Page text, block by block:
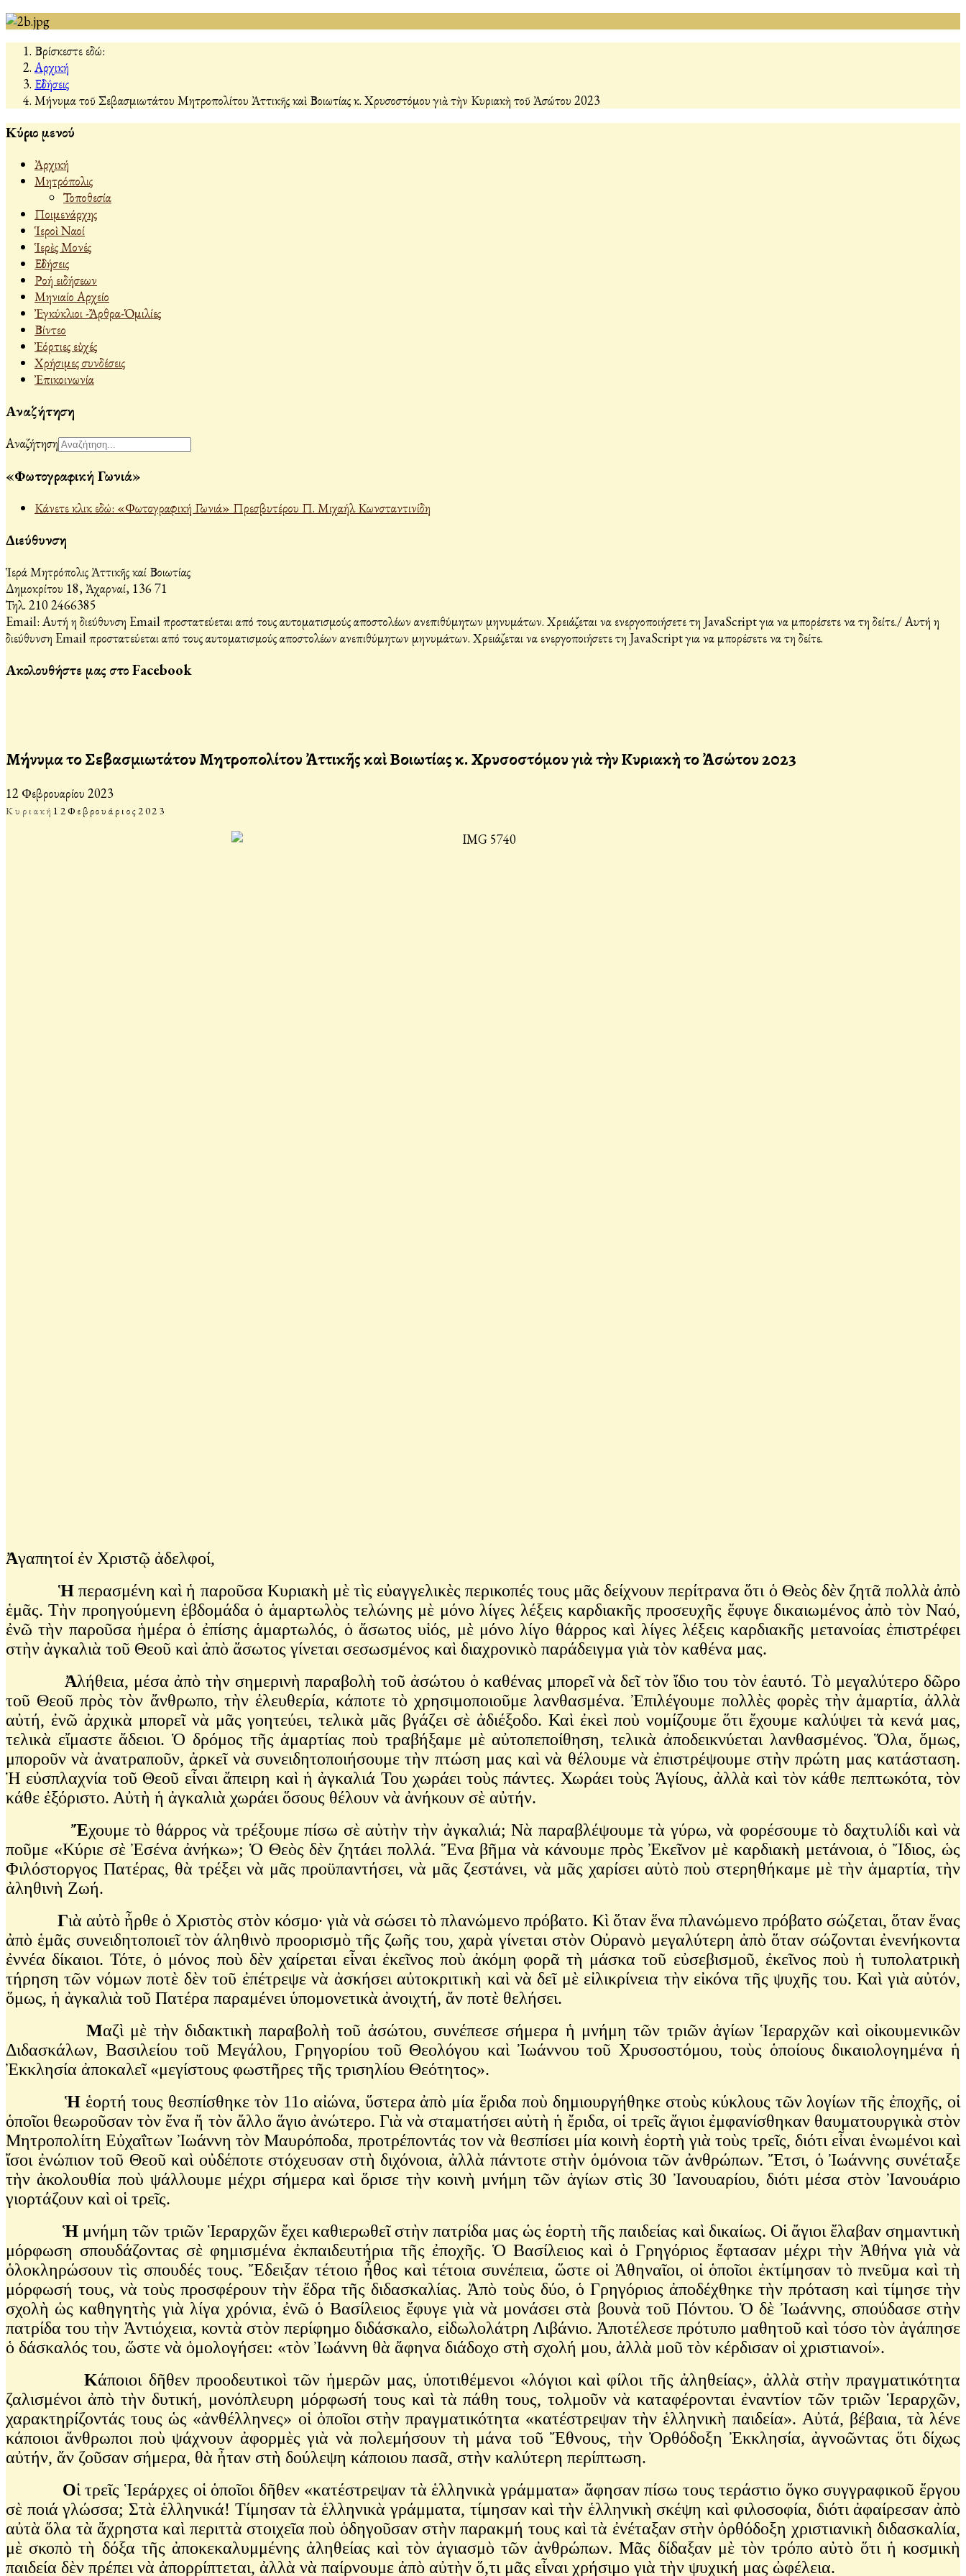
Βρίσκεστε εδώ:
Αρχική
Εἰδήσεις
Μήνυμα τοῦ Σεβασμιωτάτου Μητροπολίτου Ἀττικῆς καὶ Βοιωτίας κ. Χρυσοστόμου γιὰ τὴν Κυριακὴ τοῦ Ἀσώτου 2023
Κύριο μενού
Ἀρχική
Μητρόπολις
Τοποθεσία
Ποιμενάρχης
Ἱεροὶ Ναοί
Ἱερὲς Μονές
Εἰδήσεις
Ροή ειδήσεων
Μηνιαίο Αρχείο
Ἐγκύκλιοι -Ἄρθρα-Ὁμιλίες
Βίντεο
Ἐόρτιες εὐχές
Χρήσιμες συνδέσεις
Ἐπικοινωνία
Αναζήτηση
Αναζήτηση
«Φωτογραφική Γωνιά»
Κάνετε κλικ εδώ: «Φωτογραφική Γωνιά» Πρεσβυτέρου Π. Μιχαήλ Κωνσταντινίδη
Διεύθυνση
Ἱερά Μητρόπολις Ἀττικῆς καί Βοιωτίας
Δημοκρίτου 18, Ἀχαρναί, 136 71
Τηλ. 210 2466385
Email: Αυτή η διεύθυνση Email προστατεύεται από τους αυτοματισμούς αποστολέων ανεπιθύμητων μηνυμάτων. Χρειάζεται να ενεργοποιήσετε τη JavaScript για να μπορέσετε να τη δείτε./Αυτή η
διεύθυνση Email προστατεύεται από τους αυτοματισμούς αποστολέων ανεπιθύμητων μηνυμάτων. Χρειάζεται να ενεργοποιήσετε τη JavaScript για να μπορέσετε να τη δείτε.
Ακολουθήστε μας στο Facebook
Μήνυμα τοῦ Σεβασμιωτάτου Μητροπολίτου Ἀττικῆς καὶ Βοιωτίας κ. Χρυσοστόμου γιὰ τὴν Κυριακὴ τοῦ Ἀσώτου 2023
12 Φεβρουαρίου 2023
Κυριακή 12Φεβρουάριος2023
Ἀγαπητοί ἐν Χριστῷ ἀδελφοί,
Ἡ περασμένη καὶ ἡ παροῦσα Κυριακὴ μὲ τὶς εὐαγγελικὲς περικοπές τους μᾶς δείχνουν περίτρανα ὅτι ὁ Θεὸς δὲν ζητᾶ πολλὰ ἀπὸ
ἑμᾶς. Τὴν προηγούμενη ἑβδομάδα ὁ ἁμαρτωλὸς τελώνης μὲ μόνο λίγες λέξεις καρδιακῆς προσευχῆς ἔφυγε δικαιωμένος ἀπὸ τὸν Ναό,
ἐνῶ τὴν παροῦσα ἡμέρα ὁ ἐπίσης ἁμαρτωλός, ὁ ἄσωτος υἱός, μὲ μόνο λίγο θάρρος καὶ λίγες λέξεις καρδιακῆς μετανοίας ἐπιστρέφει
στὴν ἀγκαλιὰ τοῦ Θεοῦ καὶ ἀπὸ ἄσωτος γίνεται σεσωσμένος καὶ διαχρονικὸ παράδειγμα γιὰ τὸν καθένα μας.
Ἀλήθεια, μέσα ἀπὸ τὴν σημερινὴ παραβολὴ τοῦ ἀσώτου ὁ καθένας μπορεῖ νὰ δεῖ τὸν ἴδιο του τὸν ἑαυτό. Τὸ μεγαλύτερο δῶρο
τοῦ Θεοῦ πρὸς τὸν ἄνθρωπο, τὴν ἐλευθερία, κάποτε τὸ χρησιμοποιοῦμε λανθασμένα. Ἐπιλέγουμε πολλὲς φορὲς τὴν ἁμαρτία, ἀλλὰ
αὐτή, ἐνῶ ἀρχικὰ μπορεῖ νὰ μᾶς γοητεύει, τελικὰ μᾶς βγάζει σὲ ἀδιέξοδο. Καὶ ἐκεὶ ποὺ νομίζουμε ὅτι ἔχουμε καλύψει τὰ κενά μας,
τελικὰ εἴμαστε ἄδειοι. Ὁ δρόμος τῆς ἁμαρτίας ποὺ τραβήξαμε μὲ αὐτοπεποίθηση, τελικὰ ἀποδεικνύεται λανθασμένος. Ὅλα, ὅμως,
μποροῦν νὰ ἀνατραποῦν, ἀρκεῖ νὰ συνειδητοποιήσουμε τὴν πτώση μας καὶ νὰ θέλουμε νὰ ἐπιστρέψουμε στὴν πρώτη μας κατάσταση.
Ἡ εὐσπλαχνία τοῦ Θεοῦ εἶναι ἄπειρη καὶ ἡ ἀγκαλιά Του χωράει τοὺς πάντες. Χωράει τοὺς Ἁγίους, ἀλλὰ καὶ τὸν κάθε πεπτωκότα, τὸν
κάθε ἐξόριστο. Αὐτὴ ἡ ἀγκαλιὰ χωράει ὅσους θέλουν νὰ ἀνήκουν σὲ αὐτήν.
Ἔχουμε τὸ θάρρος νὰ τρέξουμε πίσω σὲ αὐτὴν τὴν ἀγκαλιά; Νὰ παραβλέψουμε τὰ γύρω, νὰ φορέσουμε τὸ δαχτυλίδι καὶ νὰ
ποῦμε «Κύριε σὲ Ἐσένα ἀνήκω»; Ὁ Θεὸς δὲν ζητάει πολλά. Ἕνα βῆμα νὰ κάνουμε πρὸς Ἐκεῖνον μὲ καρδιακὴ μετάνοια, ὁ Ἴδιος, ὡς
Φιλόστοργος Πατέρας, θὰ τρέξει νὰ μᾶς προϋπαντήσει, νὰ μᾶς ζεστάνει, νὰ μᾶς χαρίσει αὐτὸ ποὺ στερηθήκαμε μὲ τὴν ἁμαρτία, τὴν
ἀληθινὴ Ζωή.
Γιὰ αὐτὸ ἦρθε ὁ Χριστὸς στὸν κόσμο∙ γιὰ νὰ σώσει τὸ πλανώμενο πρόβατο. Κὶ ὅταν ἕνα πλανώμενο πρόβατο σώζεται, ὅταν ἕνας
ἀπὸ ἑμᾶς συνειδητοποιεῖ τὸν άληθινὸ προορισμὸ τῆς ζωῆς του, χαρὰ γίνεται στὸν Οὐρανὸ μεγαλύτερη ἀπὸ ὅταν σώζονται ἐνενήκοντα
ἐννέα δίκαιοι. Τότε, ὁ μόνος ποὺ δὲν χαίρεται εἶναι ἐκεῖνος ποὺ ἀκόμη φορᾶ τὴ μάσκα τοῦ εὐσεβισμοῦ, ἐκεῖνος ποὺ ἡ τυπολατρικὴ
τήρηση τῶν νόμων ποτὲ δὲν τοῦ ἐπέτρεψε νὰ ἀσκήσει αὐτοκριτικὴ καὶ νὰ δεῖ μὲ εἰλικρίνεια τὴν εἰκόνα τῆς ψυχῆς του. Καὶ γιὰ αὐτόν,
ὅμως, ἡ ἀγκαλιὰ τοῦ Πατέρα παραμένει ὑπομονετικὰ ἀνοιχτή, ἄν ποτὲ θελήσει.
Μαζὶ μὲ τὴν διδακτικὴ παραβολὴ τοῦ ἀσώτου, συνέπεσε σήμερα ἡ μνήμη τῶν τριῶν ἁγίων Ἱεραρχῶν καὶ οἰκουμενικῶν
Διδασκάλων, Βασιλείου τοῦ Μεγάλου, Γρηγορίου τοῦ Θεολόγου καὶ Ἰωάννου τοῦ Χρυσοστόμου, τοὺς ὁποίους δικαιολογημένα ἡ
Ἐκκλησία ἀποκαλεῖ «μεγίστους φωστῆρες τῆς τρισηλίου Θεότητος».
Ἡ ἑορτή τους θεσπίσθηκε τὸν 11ο αἰώνα, ὕστερα ἀπὸ μία ἔριδα ποὺ δημιουργήθηκε στοὺς κύκλους τῶν λογίων τῆς ἐποχῆς, οἱ
ὁποῖοι θεωροῦσαν τὸν ἔνα ἤ τὸν ἄλλο ἅγιο ἀνώτερο. Γιὰ νὰ σταματήσει αὐτὴ ἡ ἔριδα, οἱ τρεῖς ἄγιοι ἐμφανίσθηκαν θαυματουργικὰ στὸν
Μητροπολίτη Εὐχαΐτων Ἰωάννη τὸν Μαυρόποδα, προτρέποντάς τον νὰ θεσπίσει μία κοινὴ ἑορτὴ γιὰ τοὺς τρεῖς, διότι εἶναι ἑνωμένοι καὶ
ἴσοι ἐνώπιον τοῦ Θεοῦ καὶ οὐδέποτε στόχευσαν στὴ διχόνοια, ἀλλὰ πάντοτε στὴν ὁμόνοια τῶν ἀνθρώπων. Ἔτσι, ὁ Ἰωάννης συνέταξε
τὴν ἀκολουθία ποὺ ψάλλουμε μέχρι σήμερα καὶ ὅρισε τὴν κοινὴ μνήμη τῶν ἁγίων στὶς 30 Ἰανουαρίου, διότι μέσα στὸν Ἰανουάριο
γιορτάζουν καὶ οἱ τρεῖς.
Ἡ μνήμη τῶν τριῶν Ἱεραρχῶν ἔχει καθιερωθεῖ στὴν πατρίδα μας ὡς ἑορτὴ τῆς παιδείας καὶ δικαίως. Οἱ ἄγιοι ἔλαβαν σημαντικὴ
μόρφωση σπουδάζοντας σὲ φημισμένα ἐκπαιδευτήρια τῆς ἐποχῆς. Ὁ Βασίλειος καὶ ὁ Γρηγόριος ἔφτασαν μέχρι τὴν Ἀθήνα γιὰ νὰ
ὁλοκληρώσουν τὶς σπουδές τους. Ἔδειξαν τέτοιο ἦθος καὶ τέτοια συνέπεια, ὥστε οἱ Ἀθηναῖοι, οἱ ὁποῖοι ἐκτίμησαν τὸ πνεῦμα καὶ τὴ
μόρφωσή τους, νὰ τοὺς προσφέρουν τὴν ἔδρα τῆς διδασκαλίας. Ἀπὸ τοὺς δύο, ὁ Γρηγόριος ἀποδέχθηκε τὴν πρόταση καὶ τίμησε τὴν
σχολὴ ὡς καθηγητὴς γιὰ λίγα χρόνια, ἐνῶ ὁ Βασίλειος ἔφυγε γιὰ νὰ μονάσει στὰ βουνὰ τοῦ Πόντου. Ὁ δὲ Ἰωάννης, σπούδασε στὴν
πατρίδα του τὴν Ἀντιόχεια, κοντὰ στὸν περίφημο διδάσκαλο, εἰδωλολάτρη Λιβάνιο. Ἀποτέλεσε πρότυπο μαθητοῦ καὶ τόσο τὸν ἀγάπησε
ὁ δάσκαλός του, ὥστε νὰ ὁμολογήσει: «τὸν Ἰωάννη θὰ ἄφηνα διάδοχο στὴ σχολή μου, ἀλλὰ μοῦ τὸν κέρδισαν οἱ χριστιανοί».
Κάποιοι δῆθεν προοδευτικοὶ τῶν ἡμερῶν μας, ὑποτιθέμενοι «λόγιοι καὶ φίλοι τῆς ἀληθείας», ἀλλὰ στὴν πραγματικότητα
ζαλισμένοι ἀπὸ τὴν δυτική, μονόπλευρη μόρφωσή τους καὶ τὰ πάθη τους, τολμοῦν νὰ καταφέρονται ἐναντίον τῶν τριῶν Ἱεραρχῶν,
χαρακτηρίζοντάς τους ὡς «ἀνθέλληνες» οἱ ὁποῖοι στὴν πραγματικότητα «κατέστρεψαν τὴν ἑλληνικὴ παιδεία». Αὐτά, βέβαια, τὰ λένε
κάποιοι ἄνθρωποι ποὺ ψάχνουν ἀφορμὲς γιὰ νὰ πολεμήσουν τὴ μάνα τοῦ Ἔθνους, τὴν Ὀρθόδοξη Ἐκκλησία, ἀγνοῶντας ὅτι δίχως
αὐτήν, ἄν ζοῦσαν σήμερα, θὰ ἦταν στὴ δούλεψη κάποιου πασᾶ, στὴν καλύτερη περίπτωση.
Οἱ τρεῖς Ἱεράρχες οἱ ὁποῖοι δῆθεν «κατέστρεψαν τὰ ἑλληνικὰ γράμματα» ἄφησαν πίσω τους τεράστιο ὄγκο συγγραφικοῦ ἔργου
σὲ ποιά γλώσσα; Στὰ ἑλληνικά! Τίμησαν τὰ ἑλληνικὰ γράμματα, τίμησαν καὶ τὴν ἑλληνικὴ σκέψη καὶ φιλοσοφία, διότι ἀφαίρεσαν ἀπὸ
αὐτὰ ὅλα τὰ ἄχρηστα καὶ περιττὰ στοιχεῖα ποὺ ὁδηγοῦσαν στὴν παρακμή τους καὶ τὰ ἐνέταξαν στὴν ὀρθόδοξη χριστιανικὴ διδασκαλία,
μὲ σκοπὸ τὴ δόξα τῆς ἀποκεκαλυμμένης ἀληθείας καὶ τὸν ἁγιασμὸ τῶν ἀνθρώπων. Μᾶς δίδαξαν μὲ τὸν τρόπο αὐτὸ ὅτι ἡ κοσμικὴ
παιδεία δὲν πρέπει νὰ ἀπορρίπτεται, ἀλλὰ νὰ παίρνουμε ἀπὸ αὐτὴν ὅ,τι μᾶς εἶναι χρήσιμο γιὰ τὴν ψυχική μας ὠφέλεια.